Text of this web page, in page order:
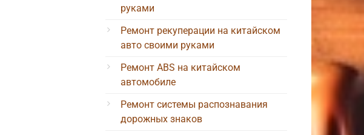
руками
Ремонт рекуперации на китайском
авто своими руками
Ремонт ABS на китайском
автомобиле
Ремонт системы распознавания
дорожных знаков